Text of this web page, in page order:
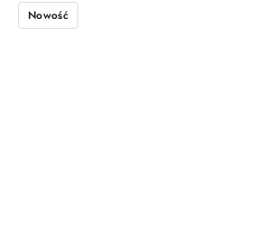
Nowość